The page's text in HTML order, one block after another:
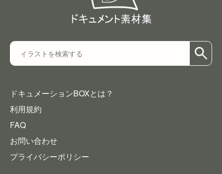
ドキュメーションBOXとは？
利用規約
FAQ
お問い合わせ
プライバシーポリシー